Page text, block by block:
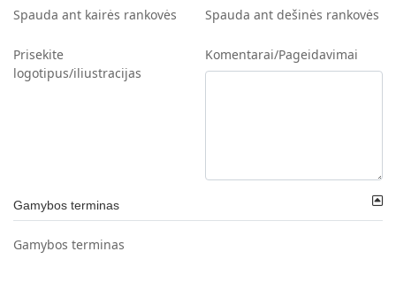
Spauda ant kairės rankovės Spauda ant dešinės rankovės
Prisekite
logotipus/iliustracijas
Komentarai/Pageidavimai
Gamybos terminas
Gamybos terminas